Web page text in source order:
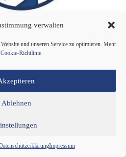
verwalten
und unseren Service zu optimieren. Mehr
Cookie-Richtlinie.
Ablehnen
Impressum
Jimmy Gerum eine
der Partei dieBasis, in
Basisdemokratie
2 Min